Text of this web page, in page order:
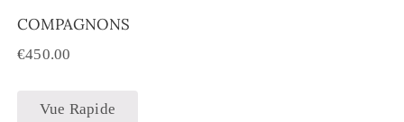
COMPAGNONS
€450.00
Vue Rapide